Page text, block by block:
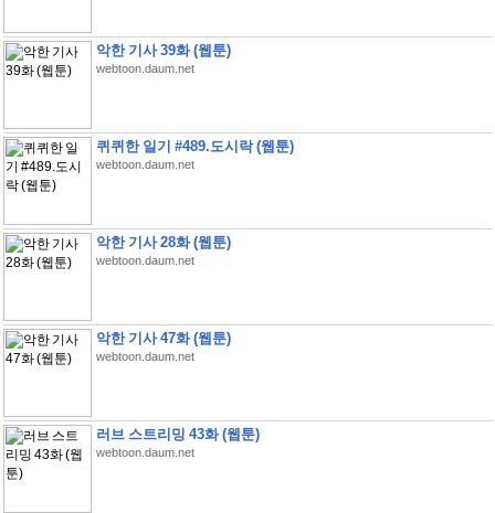
악한 기사 39화 (웹툰)
webtoon.daum.net
퀴퀴한 일기 #489.도시락 (웹툰)
webtoon.daum.net
악한 기사 28화 (웹툰)
webtoon.daum.net
악한 기사 47화 (웹툰)
webtoon.daum.net
러브 스트리밍 43화 (웹툰)
webtoon.daum.net